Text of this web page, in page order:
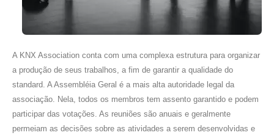
A KNX Association conta com uma complexa estrutura para organizar
a produção de seus trabalhos, a fim de garantir a qualidade do
standard. A Assembléia Geral é a mais alta autoridade legal da
associação. Nela, todos os membros tem assento garantido e podem
participar das votações. As reuniões são anuais e geralmente
permeiam as decisões sobre as atividades a serem desenvolvidas e